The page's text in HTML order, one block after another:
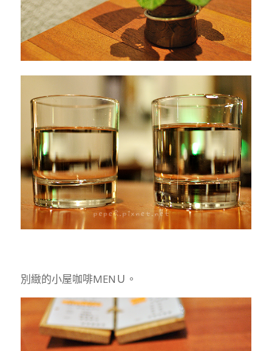
別緻的小屋咖啡MENＵ。